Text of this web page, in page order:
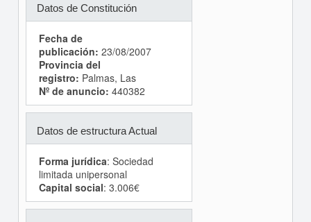
Datos de Constitución
Fecha de
publicación: 23/08/2007
Provincia del
registro: Palmas, Las
Nº de anuncio: 440382
Datos de estructura Actual
Forma jurídica: Sociedad
limitada unipersonal
Capital social: 3.006€